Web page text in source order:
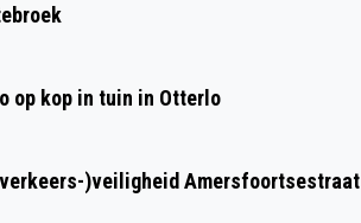
op kop in tuin in Otterlo
)veiligheid Amersfoortsestraat